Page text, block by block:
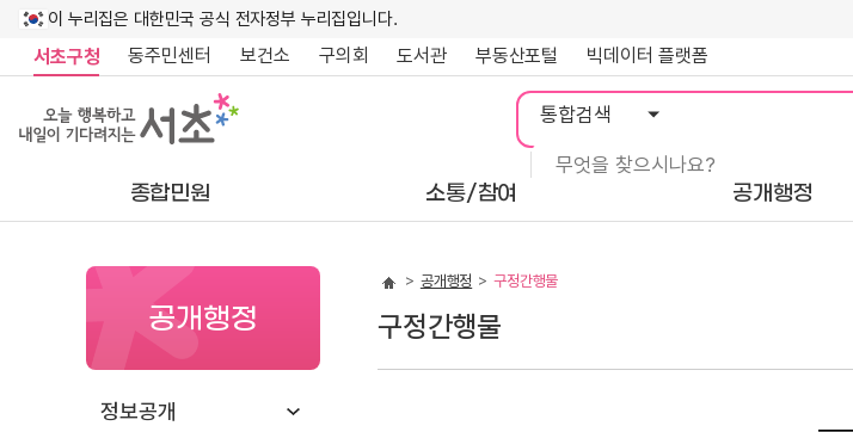
이 누리집은 대한민국 공식 전자정부 누리집입니다.
서초구청 동주민센터 보건소 구의회 도서관 부동산포털 빅데이터 플랫폼
통
합
검
색
종합민원 소통/참여 공개행정
공개행정
정보공개
공개행정 구정간행물
구정간행물